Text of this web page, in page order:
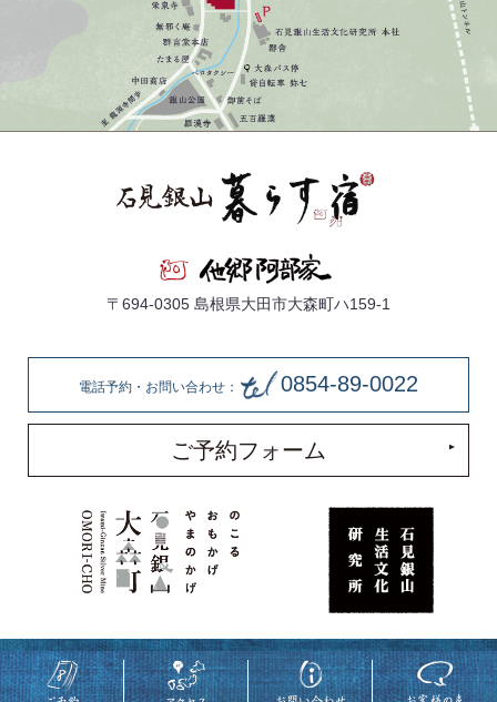
〒694-0305 島根県大田市大森町ハ159-1
電話予約・お問い合わせ： 0854-89-0022
ご予約フォーム
著作権所有 株式会社他郷阿部家 ©2018Takyo-Abeke All rights reserved.